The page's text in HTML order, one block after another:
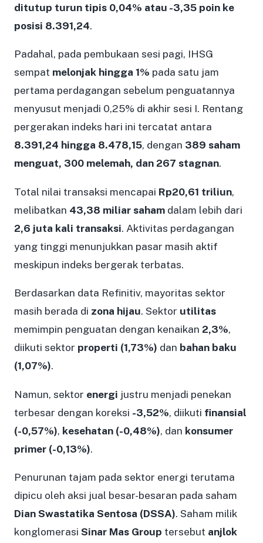
ditutup turun tipis 0,04% atau -3,35 poin ke
posisi 8.391,24.
Padahal, pada pembukaan sesi pagi, IHSG
sempat melonjak hingga 1% pada satu jam
pertama perdagangan sebelum penguatannya
menyusut menjadi 0,25% di akhir sesi I. Rentang
pergerakan indeks hari ini tercatat antara
8.391,24 hingga 8.478,15, dengan 389 saham
menguat, 300 melemah, dan 267 stagnan.
Total nilai transaksi mencapai Rp20,61 triliun,
melibatkan 43,38 miliar saham dalam lebih dari
2,6 juta kali transaksi. Aktivitas perdagangan
yang tinggi menunjukkan pasar masih aktif
meskipun indeks bergerak terbatas.
Berdasarkan data Refinitiv, mayoritas sektor
masih berada di zona hijau. Sektor utilitas
memimpin penguatan dengan kenaikan 2,3%,
diikuti sektor properti (1,73%) dan bahan baku
(1,07%).
Namun, sektor energi justru menjadi penekan
terbesar dengan koreksi -3,52%, diikuti finansial
(-0,57%), kesehatan (-0,48%), dan konsumer
primer (-0,13%).
Penurunan tajam pada sektor energi terutama
dipicu oleh aksi jual besar-besaran pada saham
Dian Swastatika Sentosa (DSSA). Saham milik
konglomerasi Sinar Mas Group tersebut anjlok